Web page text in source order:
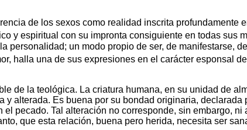
de los sexos como realidad inscrita profundamente
y espiritual con su impronta consiguiente en todas sus
un modo propio de ser, de manifestarse,
halla una de sus expresiones en el carácter esponsal
de la teológica. La criatura humana, en su unidad de
alterada. Es buena por su bondad originaria,
pecado. Tal alteración no corresponde, sin embargo,
que esta relación, buena pero herida, necesita ser